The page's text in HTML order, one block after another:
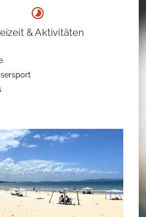
& Aktivitäten